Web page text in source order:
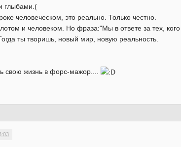
глыбами.(
человеческом, это реально. Только честно.
и человеком. Но фраза:"Мы в ответе за тех,
ты творишь, новый мир, новую реальность.
свою жизнь в форс-мажор....